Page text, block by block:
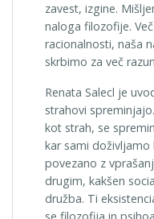
zavest, izgine.
naloga filozofije.
racionalnosti, naša
skrbimo za več
Renata Salecl je
strahovi
kot strah, se
kar sami
povezano z
drugim, kakšen
družba. Ti